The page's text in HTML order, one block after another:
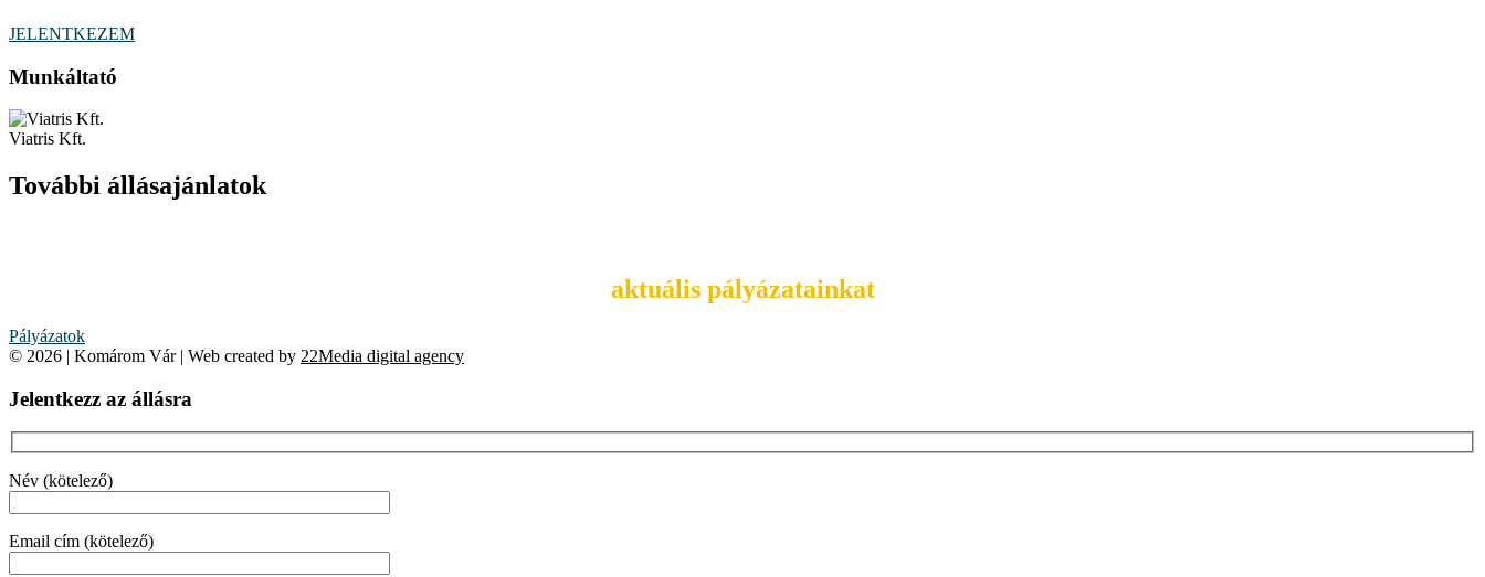
JELENTKEZEM
Munkáltató
Viatris Kft.
További állásajánlatok
aktuális pályázatainkat
Pályázatok
© 2026 | Komárom Vár | Web created by 22Media digital agency
Jelentkezz az állásra
Név (kötelező)
Email cím (kötelező)